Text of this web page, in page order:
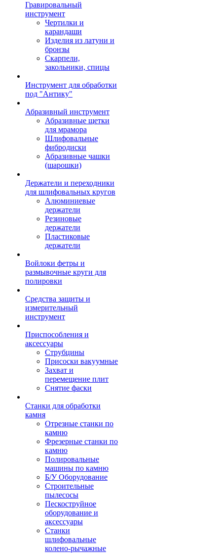
Гравировальный
инструмент
Чертилки и
карандаши
Изделия из латуни и
бронзы
Скарпели,
закольники, спицы
Инструмент для обработки
под "Антику"
Абразивный инструмент
Абразивные щетки
для мрамора
Шлифовальные
фибродиски
Абразивные чашки
(шарошки)
Держатели и переходники
для шлифовальных кругов
Алюминиевые
держатели
Резиновые
держатели
Пластиковые
держатели
Войлоки фетры и
размывочные круги для
полировки
Средства защиты и
измерительный
инструмент
Приспособления и
аксессуары
Струбцины
Присоски вакуумные
Захват и
перемещение плит
Снятие фаски
Станки для обработки
камня
Отрезные станки по
камню
Фрезерные станки по
камню
Полировальные
машины по камню
Б/У Оборудование
Строительные
пылесосы
Пескоструйное
оборудование и
аксессуары
Станки
шлифовальные
колено-рычажные